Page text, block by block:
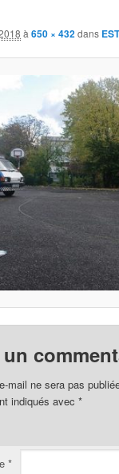
à650 × 432dans
mail ne sera pas
indiqués avec*
*